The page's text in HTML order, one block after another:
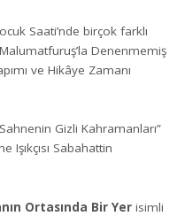
Saati’nde birçok farklı
Denenmemiş
ve Hikâye Zamanı
Gizli Kahramanları”
Sabahattin
Ortasında Bir Yer isimli